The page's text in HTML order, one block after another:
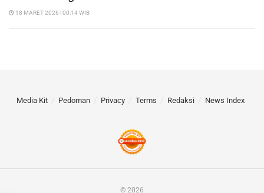
18 MARET 2026 | 00:14 WIB
Media Kit Pedoman Privacy Terms Redaksi News Index
© 2026